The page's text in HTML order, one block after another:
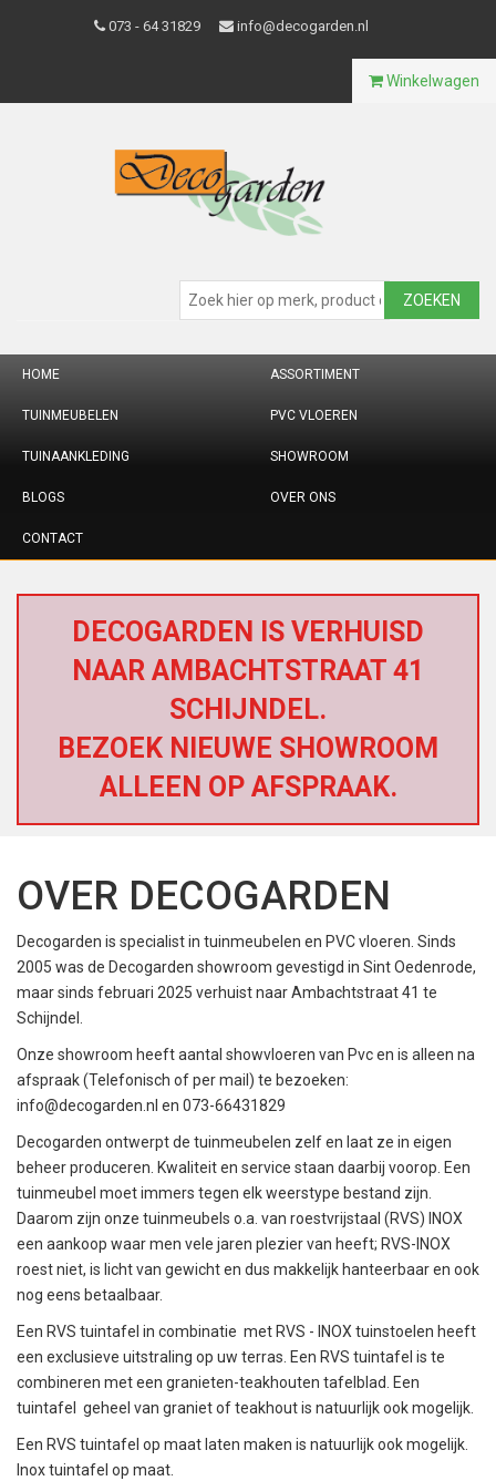
073 - 64 31829 info@decogarden.nl
Winkelwagen
ZOEKEN
HOME ASSORTIMENT
TUINMEUBELEN PVC VLOEREN
TUINAANKLEDING SHOWROOM
BLOGS OVER ONS
CONTACT
DECOGARDEN IS VERHUISD
NAAR AMBACHTSTRAAT 41
SCHIJNDEL.
BEZOEK NIEUWE SHOWROOM
ALLEEN OP AFSPRAAK.
OVER DECOGARDEN
Decogarden is specialist in tuinmeubelen en PVC vloeren. Sinds
2005 was de Decogarden showroom gevestigd in Sint Oedenrode,
maar sinds februari 2025 verhuist naar Ambachtstraat 41 te
Schijndel.
Onze showroom heeft aantal showvloeren van Pvc en is alleen na
afspraak (Telefonisch of per mail) te bezoeken:
info@decogarden.nl en 073-66431829
Decogarden ontwerpt de tuinmeubelen zelf en laat ze in eigen
beheer produceren. Kwaliteit en service staan daarbij voorop. Een
tuinmeubel moet immers tegen elk weerstype bestand zijn.
Daarom zijn onze tuinmeubels o.a. van roestvrijstaal (RVS) INOX
een aankoop waar men vele jaren plezier van heeft; RVS-INOX
roest niet, is licht van gewicht en dus makkelijk hanteerbaar en ook
nog eens betaalbaar.
Een RVS tuintafel in combinatie met RVS - INOX tuinstoelen heeft
een exclusieve uitstraling op uw terras. Een RVS tuintafel is te
combineren met een granieten-teakhouten tafelblad. Een
tuintafel geheel van graniet of teakhout is natuurlijk ook mogelijk.
Een RVS tuintafel op maat laten maken is natuurlijk ook mogelijk.
Inox tuintafel op maat.